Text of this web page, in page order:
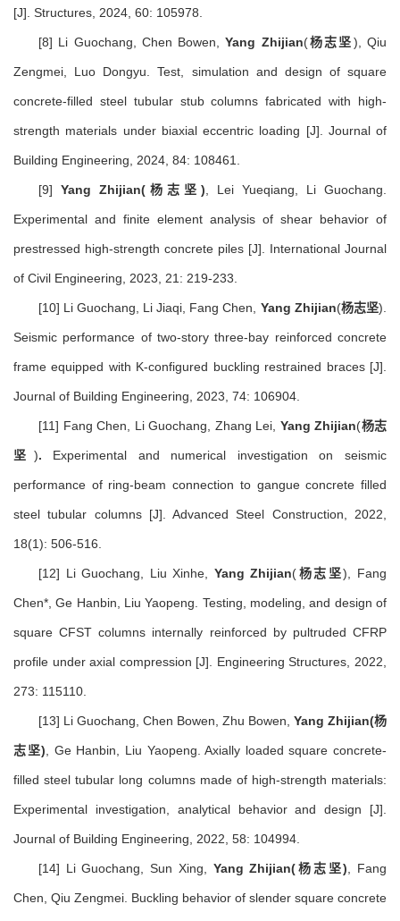
[J]. Structures, 2024, 60: 105978.
[8] Li Guochang, Chen Bowen, Yang Zhijian(杨志坚), Qiu
Zengmei, Luo Dongyu. Test, simulation and design of square
concrete-filled steel tubular stub columns fabricated with high-
strength materials under biaxial eccentric loading [J]. Journal of
Building Engineering, 2024, 84: 108461.
[9] Yang Zhijian(杨志坚) , Lei Yueqiang, Li Guochang.
Experimental and finite element analysis of shear behavior of
prestressed high-strength concrete piles [J]. International Journal
of Civil Engineering, 2023, 21: 219-233.
[10] Li Guochang, Li Jiaqi, Fang Chen, Yang Zhijian(杨志坚).
Seismic performance of two-story three-bay reinforced concrete
frame equipped with K-configured buckling restrained braces [J].
Journal of Building Engineering, 2023, 74: 106904.
[11] Fang Chen, Li Guochang, Zhang Lei, Yang Zhijian(杨志
坚 ). Experimental and numerical investigation on seismic
performance of ring-beam connection to gangue concrete filled
steel tubular columns [J]. Advanced Steel Construction, 2022,
18(1): 506-516.
[12] Li Guochang, Liu Xinhe, Yang Zhijian(杨志坚), Fang
Chen*, Ge Hanbin, Liu Yaopeng. Testing, modeling, and design of
square CFST columns internally reinforced by pultruded CFRP
profile under axial compression [J]. Engineering Structures, 2022,
273: 115110.
[13] Li Guochang, Chen Bowen, Zhu Bowen, Yang Zhijian(杨
志坚) , Ge Hanbin, Liu Yaopeng. Axially loaded square concrete-
filled steel tubular long columns made of high-strength materials:
Experimental investigation, analytical behavior and design [J].
Journal of Building Engineering, 2022, 58: 104994.
[14] Li Guochang, Sun Xing, Yang Zhijian(杨志坚) , Fang
Chen, Qiu Zengmei. Buckling behavior of slender square concrete